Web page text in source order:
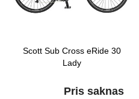
Scott Sub Cross eRide 30
Lady
Pris saknas